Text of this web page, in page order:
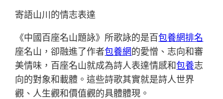
寄語山川的情志表達
《中國百座名山題詠》所歌詠的是百包養網排名
座名山，卻融進了作者包養網的愛憎、志向和審
美情味，百座名山就成為詩人表達情感和包養志
向的對象和載體。這些詩歌其實就是詩人世界
觀、人生觀和價值觀的具體體現。